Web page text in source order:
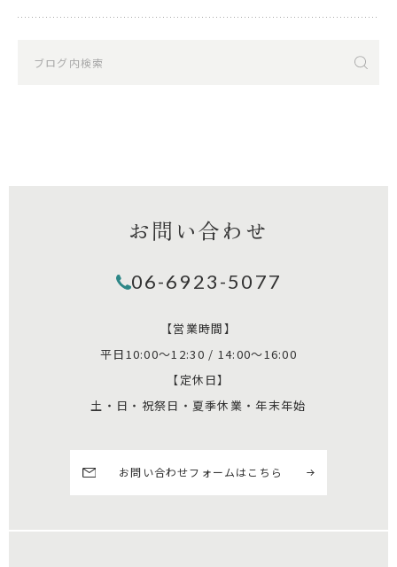
お問い合わせ
06-6923-5077
【営業時間】
平日10:00～12:30 / 14:00～16:00
【定休日】
土・日・祝祭日・夏季休業・年末年始
お問い合わせフォームはこちら